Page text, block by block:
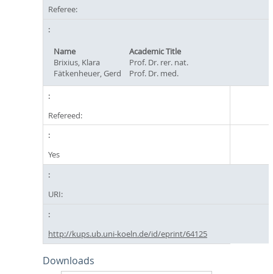
Referee:
Name
Academic Title
Brixius, Klara
Prof. Dr. rer. nat.
Fätkenheuer, Gerd
Prof. Dr. med.
Refereed:
Yes
URI:
http://kups.ub.uni-koeln.de/id/eprint/64125
Downloads